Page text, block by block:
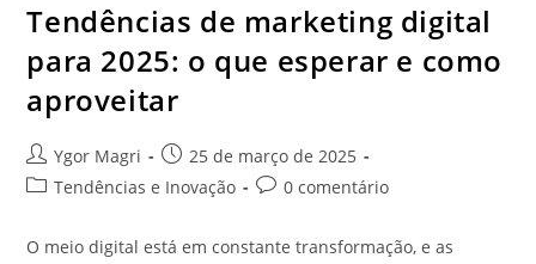
Tendências de marketing digital
para 2025: o que esperar e como
aproveitar
Ygor Magri
25 de março de 2025
Tendências e Inovação
0 comentário
O meio digital está em constante transformação, e as